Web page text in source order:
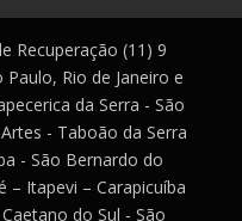
Recuperação (11) 9
Rio de Janeiro e
da Serra - São
- Taboão da Serra
- São Bernardo do
– Itapevi – Carapicuíba
do Sul - São